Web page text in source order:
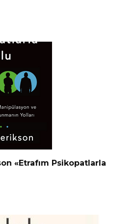
«Etrafım Psikopatlarla